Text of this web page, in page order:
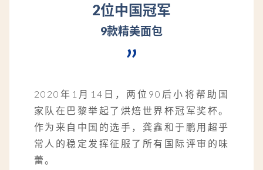
2位中国冠军
9款精美面包
”
2020年1月14日，两位90后小将帮助国
家队在巴黎举起了烘焙世界杯冠军奖杯。
作为来自中国的选手，龚鑫和于鹏用超乎
常人的稳定发挥征服了所有国际评审的味
蕾。